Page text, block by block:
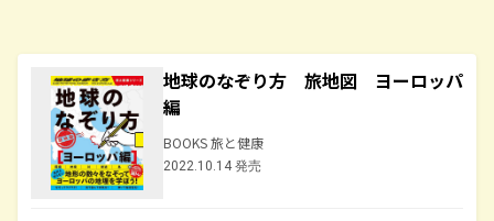
地球のなぞり方 旅地図 ヨーロッパ
編
BOOKS 旅と健康
2022.10.14 発売